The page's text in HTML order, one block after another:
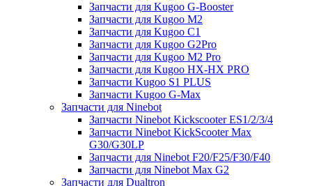
Запчасти для Kugoo G-Booster
Запчасти для Kugoo M2
Запчасти для Kugoo C1
Запчасти для Kugoo G2Pro
Запчасти для Kugoo M2 Pro
Запчасти для Kugoo HX-HX PRO
Запчасти Kugoo S1 PLUS
Запчасти Kugoo G-Max
Запчасти для Ninebot
Запчасти Ninebot Kickscooter ES1/2/3/4
Запчасти Ninebot KickScooter Max
G30/G30LP
Запчасти для Ninebot F20/F25/F30/F40
Запчасти для Ninebot Max G2
Запчасти для Dualtron